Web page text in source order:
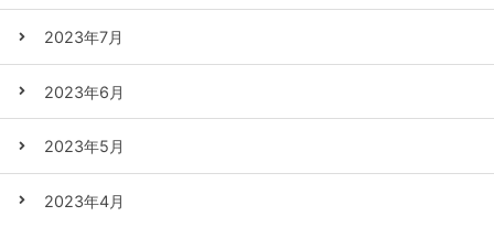
2023年7月
2023年6月
2023年5月
2023年4月